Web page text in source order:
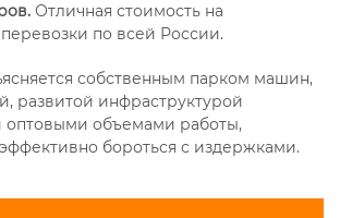
Отличная стоимость на
по всей России.
собственным парком машин,
развитой инфраструктурой
оптовыми объемами работы,
бороться с издержками.